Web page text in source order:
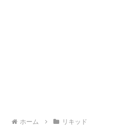
ホーム リキッド